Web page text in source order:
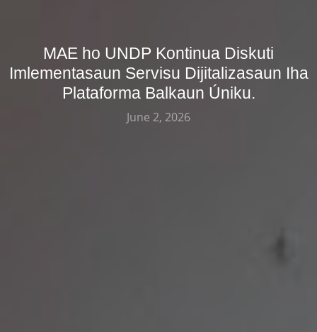
MAE ho UNDP Kontinua Diskuti
Imlementasaun Servisu Dijitalizasaun Iha
Plataforma Balkaun Úniku.
June 2, 2026